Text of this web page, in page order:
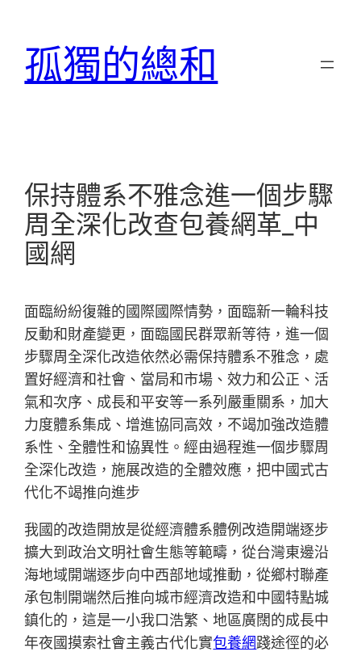
孤獨的總和
保持體系不雅念進一個步驟
周全深化改查包養網革_中
國網
面臨紛紛復雜的國際國際情勢，面臨新一輪科技
反動和財產變更，面臨國民群眾新等待，進一個
步驟周全深化改造依然必需保持體系不雅念，處
置好經濟和社會、當局和市場、效力和公正、活
氣和次序、成長和平安等一系列嚴重關系，加大
力度體系集成、增進協同高效，不竭加強改造體
系性、全體性和協異性。經由過程進一個步驟周
全深化改造，施展改造的全體效應，把中國式古
代化不竭推向進步
我國的改造開放是從經濟體系體例改造開端逐步
擴大到政治文明社會生態等範疇，從台灣東邊沿
海地域開端逐步向中西部地域推動，從鄉村聯產
承包制開端然后推向城市經濟改造和中國特點城
鎮化的，這是一小我口浩繁、地區廣闊的成長中
年夜國摸索社會主義古代化實包養網踐途徑的必